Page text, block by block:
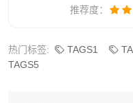
《大江》中写到：
西南水会大江出，万
推荐度：
热门标签: TAGS1
TAGS5